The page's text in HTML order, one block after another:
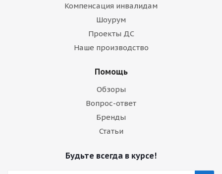
Компенсация инвалидам
Шоурум
Проекты ДС
Наше производство
Помощь
Обзоры
Вопрос-ответ
Бренды
Статьи
Будьте всегда в курсе!